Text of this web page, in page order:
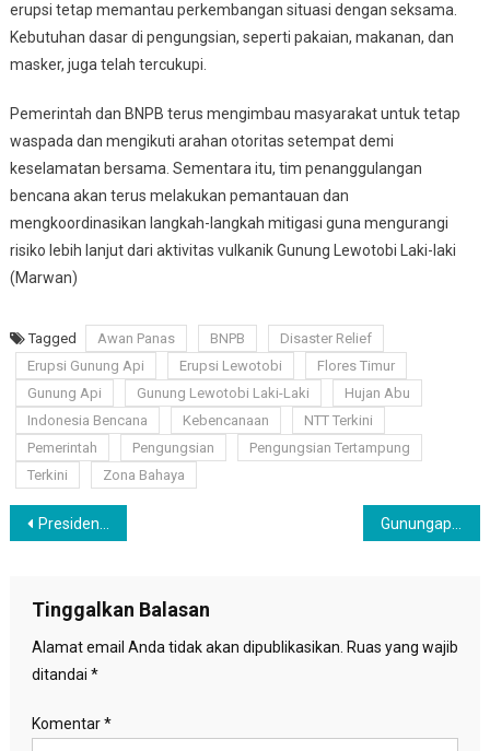
erupsi tetap memantau perkembangan situasi dengan seksama.
Kebutuhan dasar di pengungsian, seperti pakaian, makanan, dan
masker, juga telah tercukupi.
Pemerintah dan BNPB terus mengimbau masyarakat untuk tetap
waspada dan mengikuti arahan otoritas setempat demi
keselamatan bersama. Sementara itu, tim penanggulangan
bencana akan terus melakukan pemantauan dan
mengkoordinasikan langkah-langkah mitigasi guna mengurangi
risiko lebih lanjut dari aktivitas vulkanik Gunung Lewotobi Laki-laki
(Marwan)
Tagged Awan Panas BNPB
Disaster Relief
Erupsi Gunung Api
Erupsi Lewotobi
Flores Timur
Gunung Api
Gunung Lewotobi Laki-Laki
Hujan Abu
Indonesia Bencana
Kebencanaan
NTT Terkini
Pemerintah
Pengungsian
Pengungsian Tertampung
Terkini
Zona Bahaya
Navigasi
Presiden Prabowo Awali Kunjungan Internasional, Bertemu Xi Jinping hingga Hadiri G20 di Brasil”
Tinggalkan Balasan
Alamat email Anda tidak akan dipublikasikan. Ruas yang wajib
ditandai *
Komentar*